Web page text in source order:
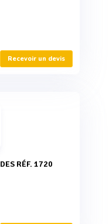
Recevoir un devis
RÉF. 1720